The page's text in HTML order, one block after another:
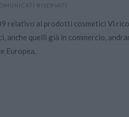
RISERVATI
relativo ai prodotti cosmetici Vi
quelli già in commercio,
Europea.